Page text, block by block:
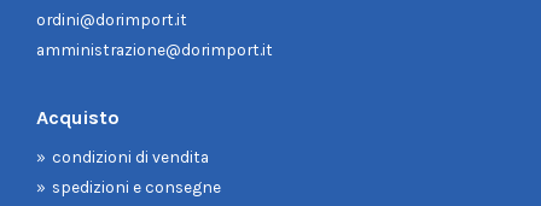
ordini@dorimport.it
amministrazione@dorimport.it
Acquisto
condizioni di vendita
spedizioni e consegne